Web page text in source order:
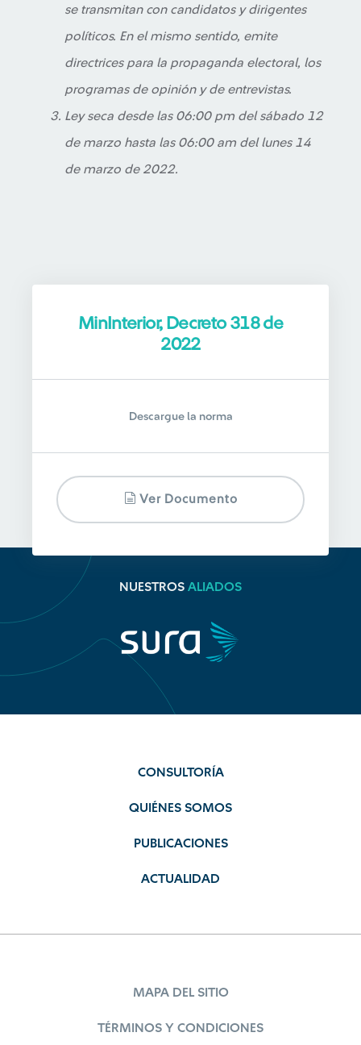
se transmitan con candidatos y dirigentes
políticos. En el mismo sentido, emite
directrices para la propaganda electoral, los
programas de opinión y de entrevistas.
Ley seca desde las 06:00 pm del sábado 12
de marzo hasta las 06:00 am del lunes 14
de marzo de 2022.
MinInterior, Decreto 318 de
2022
Descargue la norma
Ver Documento
NUESTROS ALIADOS
CONSULTORÍA
QUIÉNES SOMOS
PUBLICACIONES
ACTUALIDAD
MAPA DEL SITIO
TÉRMINOS Y CONDICIONES